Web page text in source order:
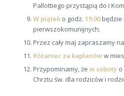
Pallottiego przystąpią do I
W piątek o godz. 19.00będzie
pierwszokomunijnych.
Przez cały maj zapraszamy na
Różaniec za kapłanóww
Przypominamy, że w soboty o
Chrztu św. dla rodziców i